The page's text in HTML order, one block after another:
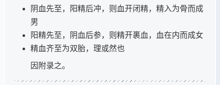
阴血先至，阳精后冲，则血开闭精，精入为骨而成
男
阳精先至，阴血后参，则精开裹血，血在内而成女
精血齐至为双胎，理或然也
因附录之。